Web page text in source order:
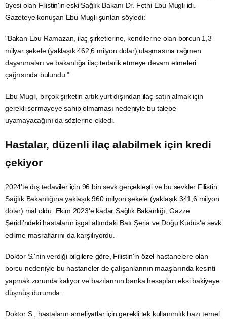
üyesi olan Filistin'in eski Sağlık Bakanı Dr. Fethi Ebu Mugli idi.
Gazeteye konuşan Ebu Mugli şunları söyledi:
"Bakan Ebu Ramazan, ilaç şirketlerine, kendilerine olan borcun 1,3
milyar şekele (yaklaşık 462,6 milyon dolar) ulaşmasına rağmen
dayanmaları ve bakanlığa ilaç tedarik etmeye devam etmeleri
çağrısında bulundu."
Ebu Mugli, birçok şirketin artık yurt dışından ilaç satın almak için
gerekli sermayeye sahip olmaması nedeniyle bu talebe
uyamayacağını da sözlerine ekledi.
Hastalar, düzenli ilaç alabilmek için kredi
çekiyor
2024'te dış tedaviler için 96 bin sevk gerçekleşti ve bu sevkler Filistin
Sağlık Bakanlığına yaklaşık 960 milyon şekele (yaklaşık 341,6 milyon
dolar) mal oldu. Ekim 2023'e kadar Sağlık Bakanlığı, Gazze
Şeridi'ndeki hastaların işgal altındaki Batı Şeria ve Doğu Kudüs'e sevk
edilme masraflarını da karşılıyordu.
Doktor S.'nin verdiği bilgilere göre, Filistin'in özel hastanelere olan
borcu nedeniyle bu hastaneler de çalışanlarının maaşlarında kesinti
yapmak zorunda kalıyor ve bazılarının banka hesapları eksi bakiyeye
düşmüş durumda.
Doktor S., hastaların ameliyatlar için gerekli tek kullanımlık bazı temel